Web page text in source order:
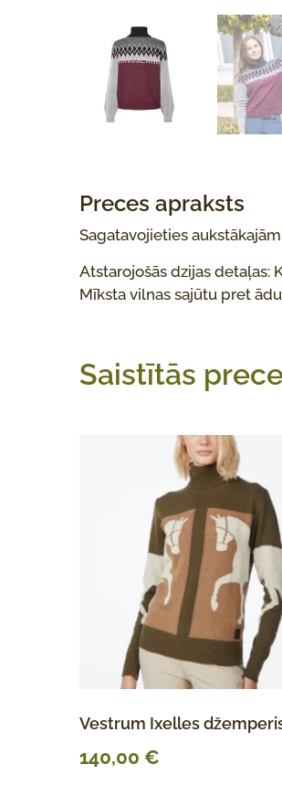
Preces apraksts
Sagatavojieties
Atstarojošās dzijas detaļas:
Mīksta vilnas sajūtu pret
Saistītās
Vestrum Ixelles
140,00 €